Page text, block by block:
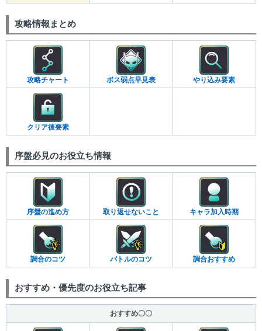
攻略情報まとめ
攻略チャート ボス弱点早見表 やり込み要素
クリア後要素
序盤必見のお役立ち情報
序盤の進め方 取り返せないこと キャラ加入時期
調合のコツ バトルのコツ 調合おすすめ
おすすめ・優先度のお役立ち記事
おすすめ〇〇